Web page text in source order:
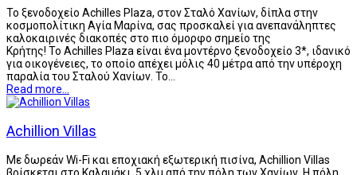
Το ξενοδοχείο Achilles Plaza, στον Σταλό Χανίων, δίπλα στην
κοσμοπολίτικη Αγία Μαρίνα, σας προσκαλεί για ανεπανάληπτες
καλοκαιρινές διακοπές στο πιο όμορφο σημείο της
Κρήτης! Το Achilles Plaza είναι ένα μοντέρνο ξενοδοχείο 3*, ιδανικό
για οικογένειες, το οποίο απέχει μόλις 40 μέτρα από την υπέροχη
παραλία του Σταλού Χανίων. Το…
Read more...
Achillion Villas
Με δωρεάν Wi-Fi και εποχιακή εξωτερική πισίνα, Achillion Villas
βρίσκεται στο Καλαμάκι, 5 χλμ από την πόλη των Χανίων. Η πόλη